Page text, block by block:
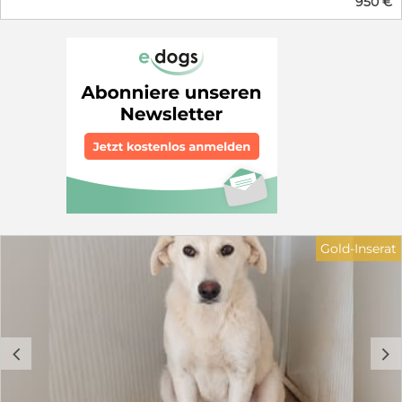
c d
Gold-Inserat